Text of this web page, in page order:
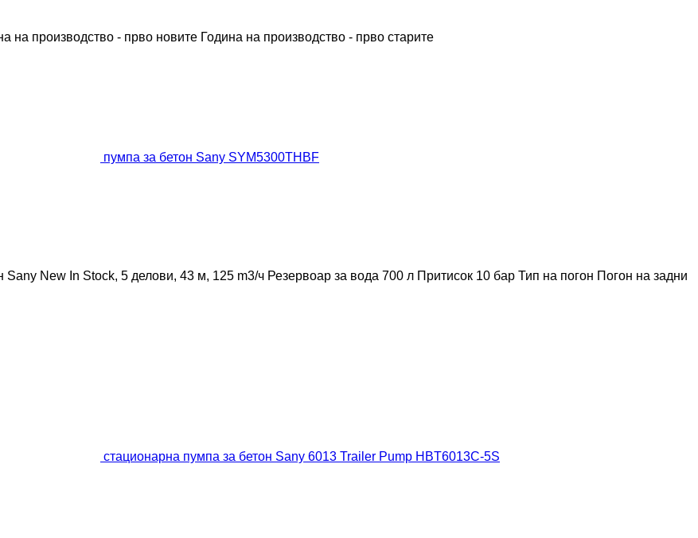
на производство - прво новите Година на производство - прво старите
пумпа за бетон Sany SYM5300THBF
Sany New In Stock, 5 делови, 43 м, 125 m3/ч Резервоар за вода 700 л Притисок 10 бар Тип на погон Погон на задни
стационарна пумпа за бетон Sany 6013 Trailer Pump HBT6013C-5S